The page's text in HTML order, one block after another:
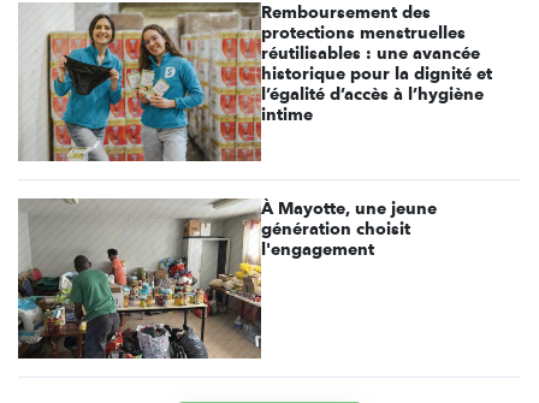
Remboursement des
protections menstruelles
réutilisables : une avancée
historique pour la dignité et
l’égalité d’accès à l’hygiène
intime
À Mayotte, une jeune
génération choisit
l'engagement